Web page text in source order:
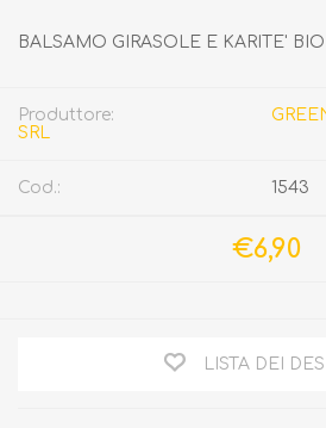
BALSAMO GIRASOLE E KARITE'
Produttore:
SRL
Cod.: 1543
€6,90
LISTA DEI